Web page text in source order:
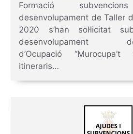
Formació
desenvolupament de Taller
2020 s’han sol·licitat
d’Ocupació
itineraris…